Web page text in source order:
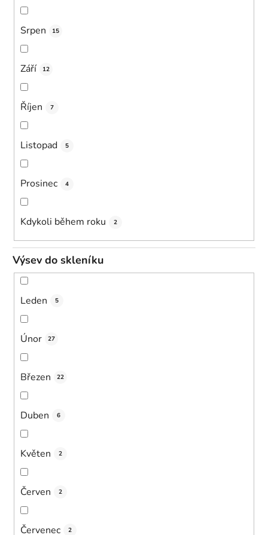
Srpen 15
Září 12
Říjen 7
Listopad 5
Prosinec 4
Kdykoli během roku 2
Výsev do skleníku
Leden 5
Únor 27
Březen 22
Duben 6
Květen 2
Červen 2
Červenec 2